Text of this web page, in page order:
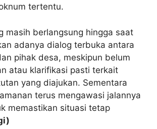
tertentu.
masih berlangsung hingga saat
adanya dialog terbuka antara
pihak desa, meskipun belum
atau klarifikasi pasti terkait
yang diajukan. Sementara
terus mengawasi jalannya
memastikan situasi tetap